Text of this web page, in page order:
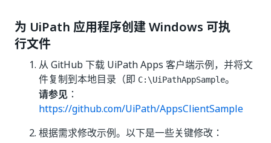
为 UiPath 应用程序创建 Windows 可执
行文件
从 GitHub 下载 UiPath Apps 客户端示例，并将文
件复制到本地目录（即 C:\UiPathAppSample。
请参见 ：
https://github.com/UiPath/AppsClientSample
根据需求修改示例。以下是一些关键修改：